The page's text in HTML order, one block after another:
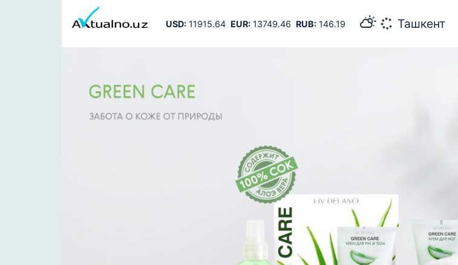
USD:11915.64 EUR:13749.46 RUB:146.19 34 Самарканд